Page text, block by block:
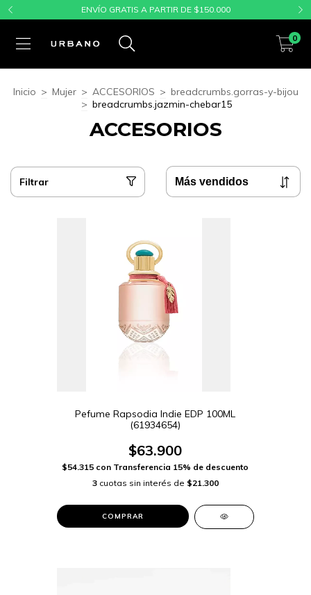
ENVÍO GRATIS A PARTIR DE $150.000
0
Inicio > Mujer > ACCESORIOS > breadcrumbs.gorras-y-bijou
> breadcrumbs.jazmin-chebar15
ACCESORIOS
Filtrar
Pefume Rapsodia Indie EDP 100ML
(61934654)
$63.900
$54.315 con Transferencia 15% de descuento
3 cuotas sin interés de $21.300